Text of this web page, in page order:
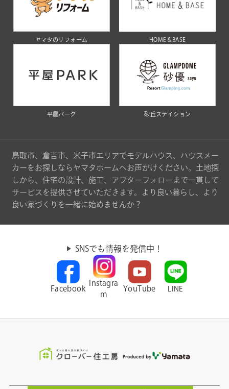
ヤマタのリフォーム HOME＆BASE
平屋パーク 砂丘ステイション
鳥取市、倉吉市、米子市エリアでモデルハウス、ハウスメー
カーをお探しならヤマタホームへお声がけください。土地探
しから、住宅の設計、施工、アフターフォローまで一貫して
サービスを提供させていただきます。より良い暮らし、より
良い家づくりを一緒に始めませんか？
SNSでも情報を発信中！
Facebook
Instagra
m
YouTube LINE